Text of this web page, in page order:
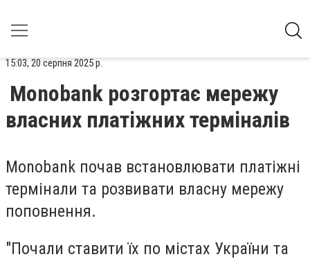
15:03, 20 серпня 2025 р.
Monobank розгортає мережу
власних платіжних терміналів
Monobank почав встановлювати платіжні
термінали та розвивати власну мережу
поповнення.
"Почали ставити їх по містах України та